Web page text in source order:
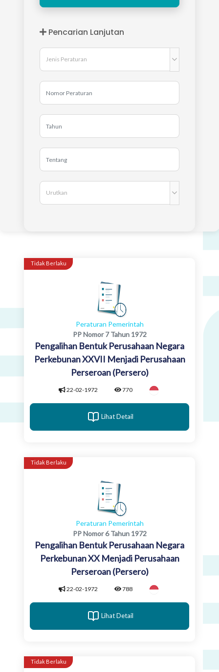
Pencarian Lanjutan
Tidak Berlaku
Peraturan Pemerintah
PP Nomor 7 Tahun 1972
Pengalihan Bentuk Perusahaan Negara
Perkebunan XXVII Menjadi Perusahaan
Perseroan (Persero)
22-02-1972 770
Lihat Detail
Tidak Berlaku
Peraturan Pemerintah
PP Nomor 6 Tahun 1972
Pengalihan Bentuk Perusahaan Negara
Perkebunan XX Menjadi Perusahaan
Perseroan (Persero)
22-02-1972 788
Lihat Detail
Tidak Berlaku